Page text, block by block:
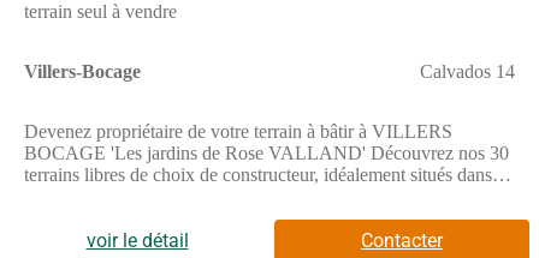
terrain seul à vendre
Villers-Bocage Calvados 14
Devenez propriétaire de votre terrain à bâtir à VILLERS
BOCAGE 'Les jardins de Rose VALLAND' Découvrez nos 30
terrains libres de choix de constructeur, idéalement situés dans
commerces, écoles et services et à seulement 25 min de
CAENTerrains à partir de 57 900 Faites construire vote maison
voir le détail Contacter